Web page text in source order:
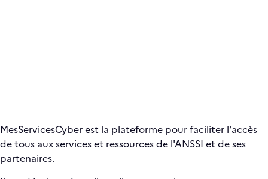
MesServicesCyber est la plateforme pour faciliter l'accès
de tous aux services et ressources de l'ANSSI et de ses
partenaires.